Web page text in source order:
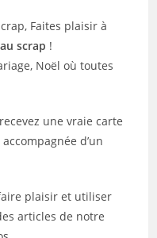
Faites plaisir à
scrap !
Noël où toutes
une vraie carte
d’un
plaisir et utiliser
articles de notre